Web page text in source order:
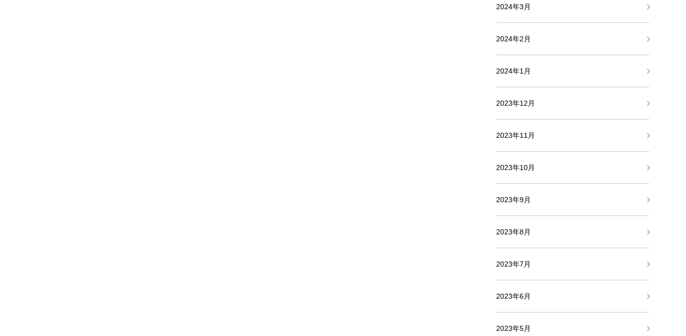
2024年3月
2024年2月
2024年1月
2023年12月
2023年11月
2023年10月
2023年9月
2023年8月
2023年7月
2023年6月
2023年5月